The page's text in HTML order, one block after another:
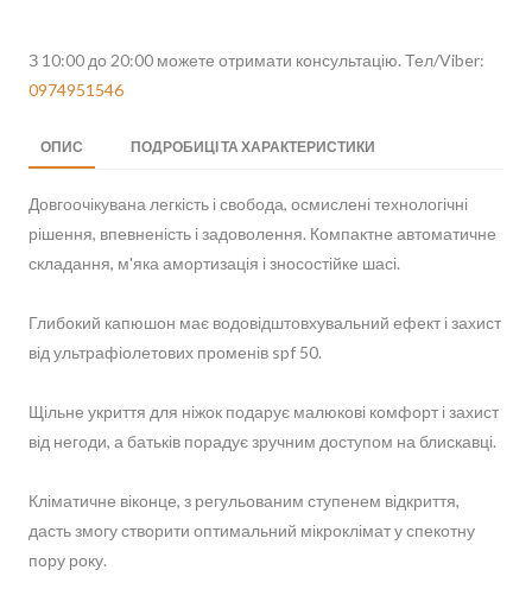
З 10:00 до 20:00 можете отримати консультацію. Тел/Viber:
0974951546
ОПИС ПОДРОБИЦІ ТА ХАРАКТЕРИСТИКИ
Довгоочікувана легкість і свобода, осмислені технологічні
рішення, впевненість і задоволення. Компактне автоматичне
складання, м'яка амортизація і зносостійке шасі.
Глибокий капюшон має водовідштовхувальний ефект і захист
від ультрафіолетових променів spf 50.
Щільне укриття для ніжок подарує малюкові комфорт і захист
від негоди, а батьків порадує зручним доступом на блискавці.
Кліматичне віконце, з регульованим ступенем відкриття,
дасть змогу створити оптимальний мікроклімат у спекотну
пору року.